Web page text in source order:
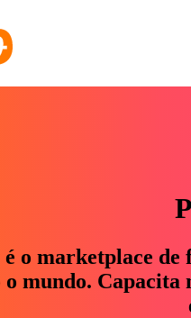
é o marketplace
o mundo. Capacita